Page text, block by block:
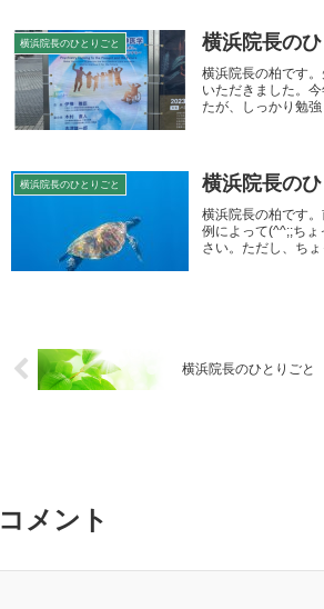
横浜院長のひとりごと 横浜院長の
横浜院長の柏です
いただきました。
たが、しっかり勉
横浜院長のひとりごと 横浜院長の
横浜院長の柏です
例によって(^^;;ち
さい。ただし、ち
横浜院長のひとりご
コメント